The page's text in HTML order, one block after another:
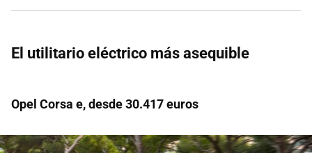
El utilitario eléctrico más asequible
Opel Corsa e, desde 30.417 euros